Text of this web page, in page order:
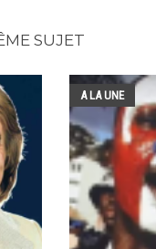
SUJET
A LA UNE